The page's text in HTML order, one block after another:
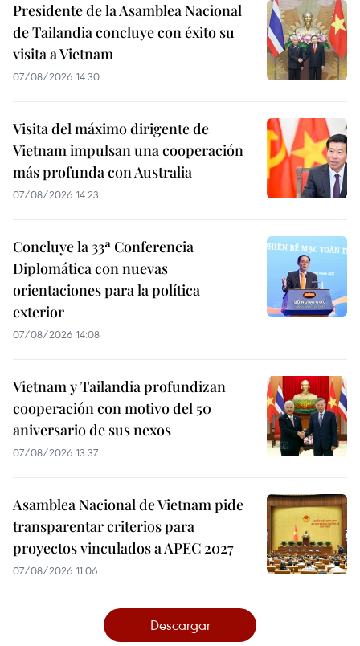
Presidente de la Asamblea Nacional
de Tailandia concluye con éxito su
visita a Vietnam
07/08/2026 14:30
Visita del máximo dirigente de
Vietnam impulsan una cooperación
más profunda con Australia
07/08/2026 14:23
Concluye la 33ª Conferencia
Diplomática con nuevas
orientaciones para la política
exterior
07/08/2026 14:08
Vietnam y Tailandia profundizan
cooperación con motivo del 50
aniversario de sus nexos
07/08/2026 13:37
Asamblea Nacional de Vietnam pide
transparentar criterios para
proyectos vinculados a APEC 2027
07/08/2026 11:06
Descargar